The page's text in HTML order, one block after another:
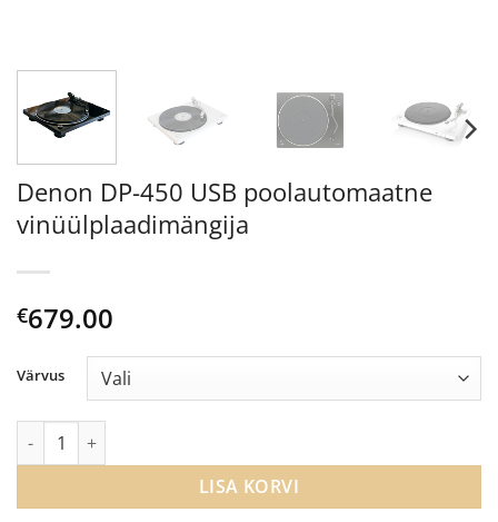
Denon DP-450 USB poolautomaatne
vinüülplaadimängija
€679.00
Värvus
Denon DP-450 USB poolautomaatne vinüülplaadimängija kogus
LISA KORVI